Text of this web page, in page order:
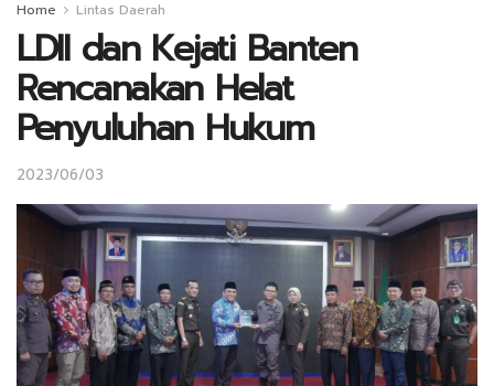
Home Lintas Daerah
LDII dan Kejati Banten
Rencanakan Helat
Penyuluhan Hukum
2023/06/03